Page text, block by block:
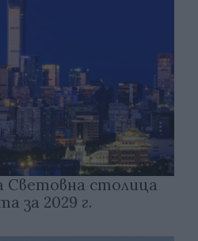
Световна столица
за 2029 г.